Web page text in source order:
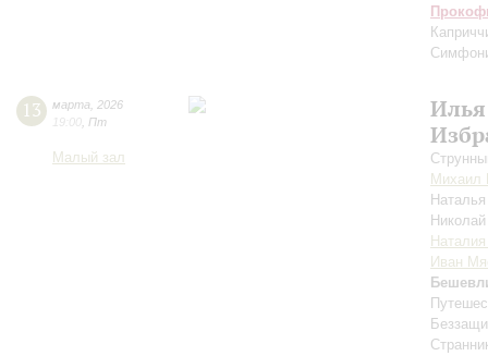
13 марта
2026
19:00 Пт
Малый зал
Михаил
Иван